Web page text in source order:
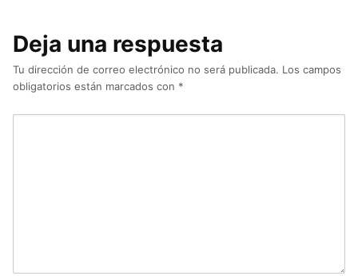
Deja una respuesta
Tu dirección de correo electrónico no será publicada. Los campos
obligatorios están marcados con *